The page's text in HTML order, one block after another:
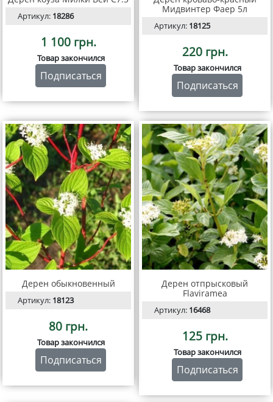
Артикул: 18286
1 100 грн.
Товар закончился
Подписаться
Мидвинтер Фаер 5л
Артикул: 18125
220 грн.
Товар закончился
Подписаться
Дерен обыкновенный
Артикул: 18123
80 грн.
Товар закончился
Подписаться
Дерен отпрысковый
Flaviramea
Артикул: 16468
125 грн.
Товар закончился
Подписаться